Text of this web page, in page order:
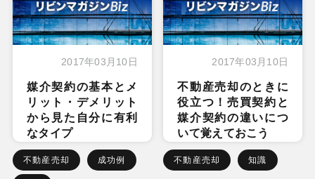
2017年03月10日
媒介契約の基本とメ
リット・デメリット
から見た自分に有利
なタイプ
不動産売却 成功例
2017年03月10日
不動産売却のときに
役立つ！売買契約と
媒介契約の違いにつ
いて覚えておこう
不動産売却 知識